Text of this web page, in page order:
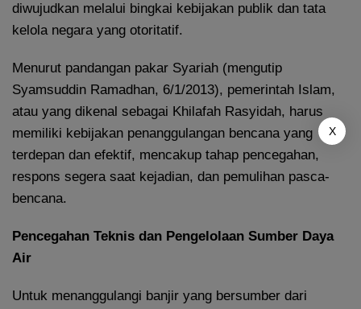
diwujudkan melalui bingkai kebijakan publik dan tata
kelola negara yang otoritatif.
Menurut pandangan pakar Syariah (mengutip
Syamsuddin Ramadhan, 6/1/2013), pemerintah Islam,
atau yang dikenal sebagai Khilafah Rasyidah, harus
memiliki kebijakan penanggulangan bencana yang
terdepan dan efektif, mencakup tahap pencegahan,
respons segera saat kejadian, dan pemulihan pasca-
bencana.
Pencegahan Teknis dan Pengelolaan Sumber Daya
Air
Untuk menanggulangi banjir yang bersumber dari
X